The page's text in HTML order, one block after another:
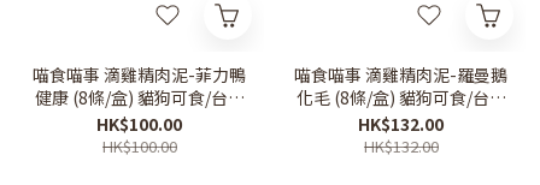
喵食喵事 滴雞精肉泥-菲力鴨
健康 (8條/盒) 貓狗可食/台灣
製造//犬貓適用/無添加
HK$100.00
HK$100.00
喵食喵事 滴雞精肉泥-羅曼鵝
化毛 (8條/盒) 貓狗可食/台灣
製造//犬貓適用/無添加
HK$132.00
HK$132.00